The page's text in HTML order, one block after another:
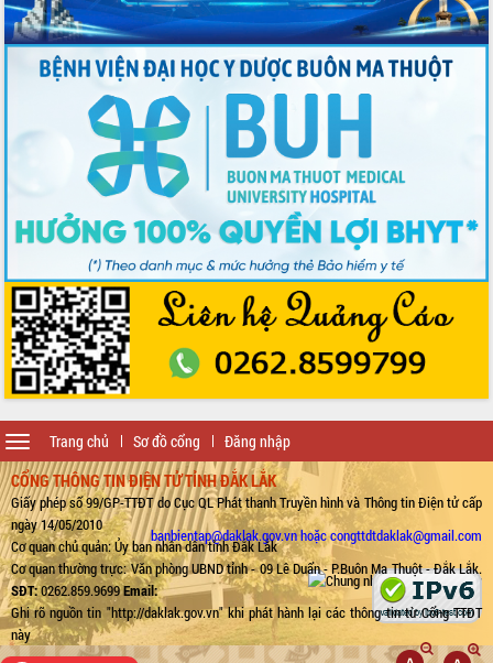
Trang chủ Sơ đồ cổng Đăng nhập
Toggle
navigation
CỔNG THÔNG TIN ĐIỆN TỬ TỈNH ĐẮK LẮK
Giấy phép số 99/GP-TTĐT do Cục QL Phát thanh Truyền hình và Thông tin Điện tử cấp
ngày 14/05/2010
Cơ quan chủ quản: Ủy ban nhân dân tỉnh Đắk Lắk
Cơ quan thường trực: Văn phòng UBND tỉnh - 09 Lê Duẩn - P.Buôn Ma Thuột - Đắk Lắk.
SĐT:0262.859.9699Email:
banbientap@daklak.gov.vn hoặc congttdtdaklak@gmail.com
Ghi rõ nguồn tin "http://daklak.gov.vn" khi phát hành lại các thông tin từ Cổng TTĐT
này